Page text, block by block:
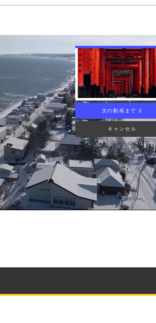
次の動画まで 1
キャンセル